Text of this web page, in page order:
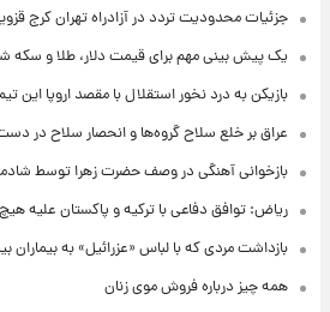
جزئیات محدودیت تردد در آزادراه تهران کرج
یک پیش ‌بینی مهم برای قیمت دلار، طلا و سکه شنبه ۱۷ مرداد
بازیکن به درد نخور استقلال با مقصد اروپا این
عراق بر خلع سلاح گروه‌ها و انحصار سلاح در
بازخوانی آهنگی در وصف حضرت زهرا توسط
ریاض: توافق دفاعی با ترکیه و پاکستان علیه
بازداشت مردی که با لباس «عزرائیل» به بیماران
همه چیز درباره فروش موی زنان